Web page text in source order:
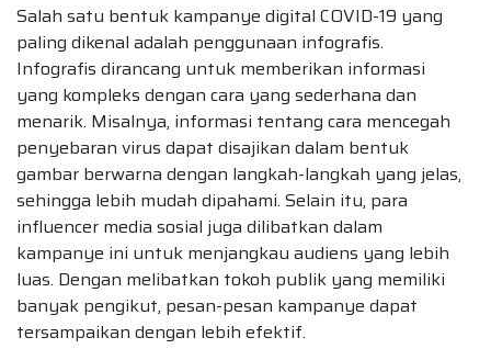
Salah satu bentuk kampanye digital COVID-19 yang
paling dikenal adalah penggunaan infografis.
Infografis dirancang untuk memberikan informasi
yang kompleks dengan cara yang sederhana dan
menarik. Misalnya, informasi tentang cara mencegah
penyebaran virus dapat disajikan dalam bentuk
gambar berwarna dengan langkah-langkah yang jelas,
sehingga lebih mudah dipahami. Selain itu, para
influencer media sosial juga dilibatkan dalam
kampanye ini untuk menjangkau audiens yang lebih
luas. Dengan melibatkan tokoh publik yang memiliki
banyak pengikut, pesan-pesan kampanye dapat
tersampaikan dengan lebih efektif.